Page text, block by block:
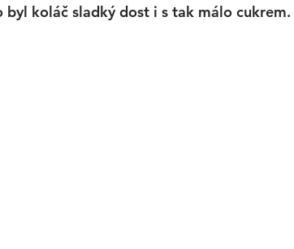
byl koláč sladký dost i s tak málo